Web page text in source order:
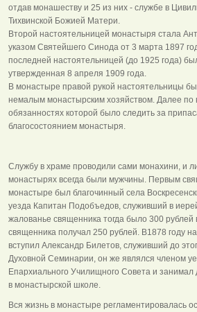
отдав монашеству и 25 из них - службе в
Тихвинской Божией Матери.
Второй настоятельницей монастыря стала
указом Святейшего Синода от 3 марта 1897
последней настоятельницей (до 1925 года)
утвержденная 8 апреля 1909 года.
В монастыре правой рукой настоятельницы
немалым монастырским хозяйством. Далее по
обязанностях которой было следить за
благосостоянием монастыря.
Службу в храме проводили сами монахини, и
монастырях всегда были мужчины. Первым
монастыре был благочинный села
уезда Капитан Подобъедов, служивший в
жалованье священника тогда было 300 рублей
священника получал 250 рублей. В1878 году
вступил Александр Билетов, служивший до
Духовной Семинарии, он же являлся членом
Епархиального Училищного Совета и занимал
в монастырской школе.
Вся жизнь в монастыре регламентировалась